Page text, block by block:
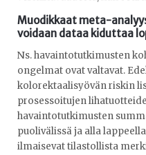
Muodikkaat meta-
voidaan dataa kiduttaa
Ns. havaintotutkimusten
ongelmat ovat valtavat.
kolorektaalisyövän riskin
prosessoitujen
havaintotutkimusten
puolivälissä ja alla
ilmaisevat tilastollista